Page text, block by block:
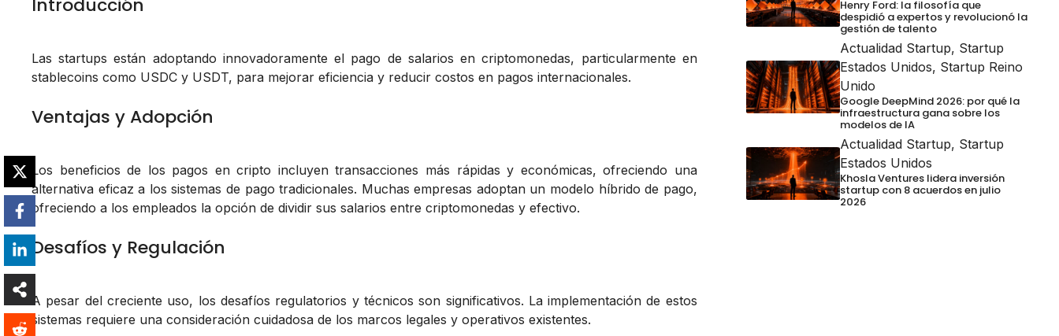
Introducción
Las startups están adoptando innovadoramente el pago de salarios en criptomonedas, particularmente en
stablecoins como USDC y USDT, para mejorar eficiencia y reducir costos en pagos internacionales.
Ventajas y Adopción
Los beneficios de los pagos en cripto incluyen transacciones más rápidas y económicas, ofreciendo una
alternativa eficaz a los sistemas de pago tradicionales. Muchas empresas adoptan un modelo híbrido de pago,
ofreciendo a los empleados la opción de dividir sus salarios entre criptomonedas y efectivo.
Desafíos y Regulación
A pesar del creciente uso, los desafíos regulatorios y técnicos son significativos. La implementación de estos
sistemas requiere una consideración cuidadosa de los marcos legales y operativos existentes.
Henry Ford: la filosofía que
despidió a expertos y revolucionó la
gestión de talento
Actualidad Startup, Startup
Estados Unidos, Startup Reino
Unido
Google DeepMind 2026: por qué la
infraestructura gana sobre los
modelos de IA
Actualidad Startup, Startup
Estados Unidos
Khosla Ventures lidera inversión
startup con 8 acuerdos en julio
2026